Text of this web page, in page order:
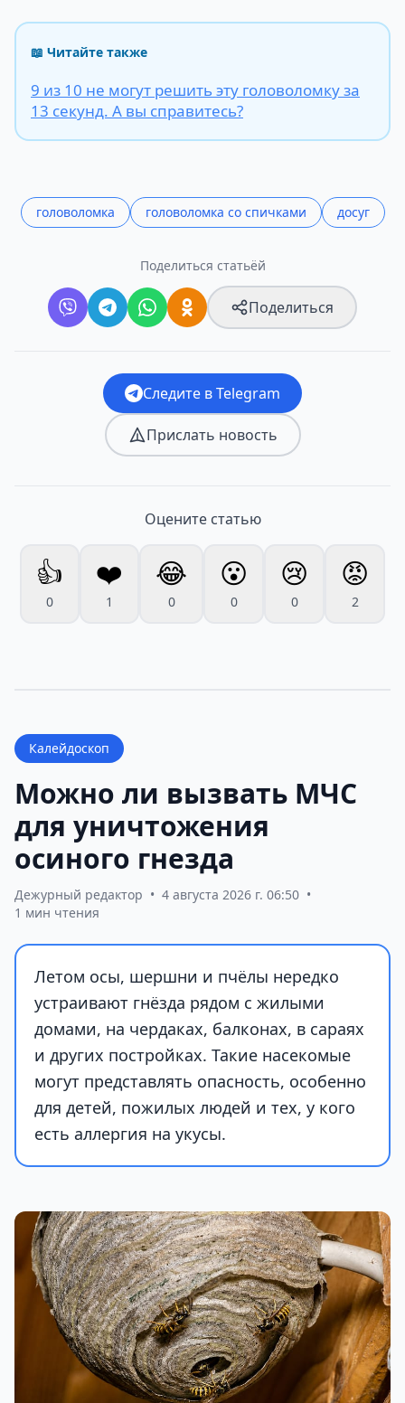
📖 Читайте также
9 из 10 не могут решить эту головоломку за
13 секунд. А вы справитесь?
головоломка головоломка со спичками досуг
Поделиться статьёй
Поделиться
Следите в Telegram
Прислать новость
Оцените статью
👍
0
❤️
1
😂
0
😮
0
😢
0
😡
2
Калейдоскоп
Можно ли вызвать МЧС
для уничтожения
осиного гнезда
Дежурный редактор • 4 августа 2026 г. 06:50 •
1 мин чтения
Летом осы, шершни и пчёлы нередко
устраивают гнёзда рядом с жилыми
домами, на чердаках, балконах, в сараях
и других постройках. Такие насекомые
могут представлять опасность, особенно
для детей, пожилых людей и тех, у кого
есть аллергия на укусы.